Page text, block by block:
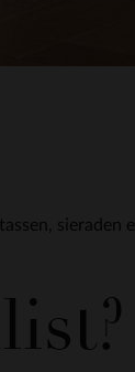
sieraden